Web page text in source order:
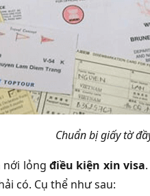
Chuẩn bị giấy tờ
nới lỏng điều kiện xin visa
có. Cụ thể như sau: